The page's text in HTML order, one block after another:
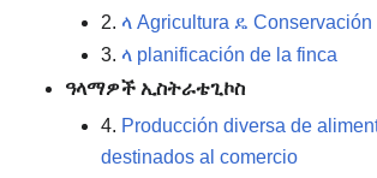
2. ላ Agricultura ዴ Conservación
3. ላ planificación de la finca
ዓላማዎች ኢስትራቴጊኮስ
4. Producción diversa de
destinados al comercio